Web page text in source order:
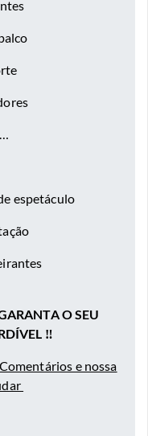
espetáculo
O SEU
‼️
e nossa